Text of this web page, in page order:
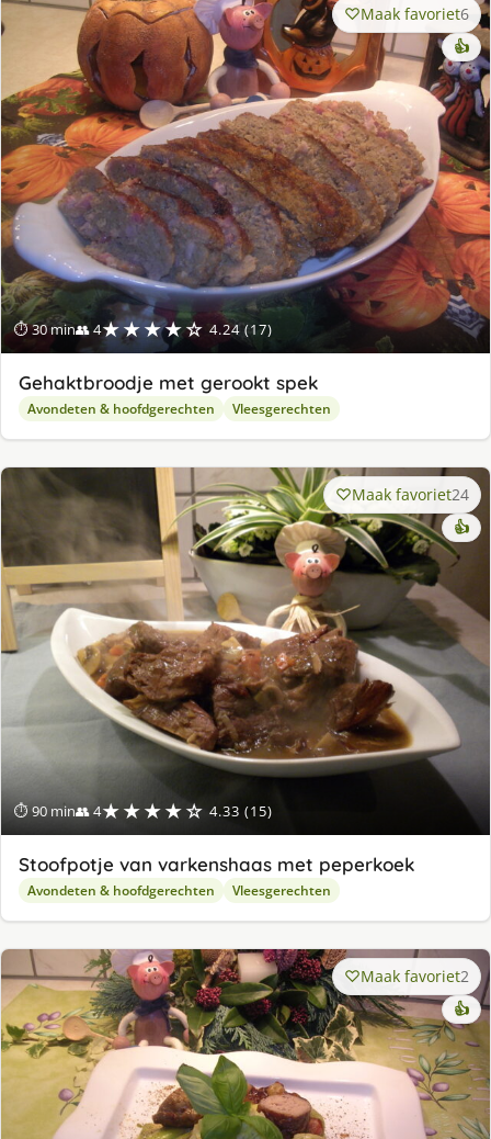
⏱ 30 min👥 4★★★★☆ 4.24 (17)
Maak favoriet6
👍
Gehaktbroodje met gerookt spek
Avondeten & hoofdgerechten Vleesgerechten
⏱ 90 min👥 4★★★★☆ 4.33 (15)
Maak favoriet24
👍
Stoofpotje van varkenshaas met peperkoek
Avondeten & hoofdgerechten Vleesgerechten
Maak favoriet2
👍